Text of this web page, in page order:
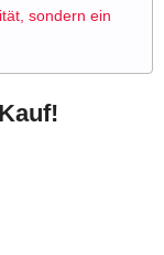
sondern ein